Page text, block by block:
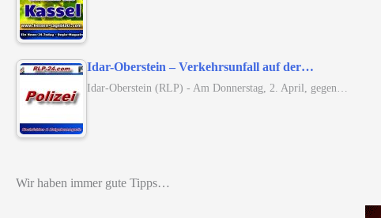
Idar-Oberstein – Verkehrsunfall auf der…
Idar-Oberstein (RLP) - Am Donnerstag, 2. April, gegen…
Wir haben immer gute Tipps…